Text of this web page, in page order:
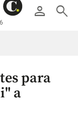
person search
para
a